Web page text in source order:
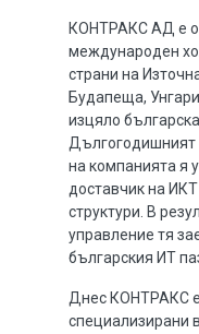
КОНТРАКС АД е
международен
страни на
Будапеща,
изцяло
Дългогодишният
на компанията я
доставчик на
структури. В
управление тя
българския ИТ
Днес КОНТРАКС
специализирани